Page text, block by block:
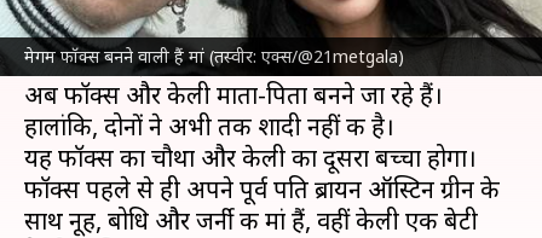
मेगम फॉक्स बनने वाली हैं मां (तस्वीर: एक्स/@21metgala)
मां बनने वाली हैं। उन्होंने 2022 में अमेरिकी रैपर मशीन गन
केली से सगाई की थी।
अब फॉक्स और केली माता-पिता बनने जा रहे हैं।
हालांकि, दोनों ने अभी तक शादी नहीं की है।
यह फॉक्स का चौथा और केली का दूसरा बच्चा होगा।
फॉक्स पहले से ही अपने पूर्व पति ब्रायन ऑस्टिन ग्रीन के
साथ नूह, बोधि और जर्नी की मां हैं, वहीं केली एक बेटी